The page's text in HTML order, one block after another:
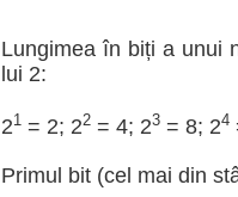
Lungimea în biți a unui
lui 2:
21= 2; 22= 4; 23= 8; 24
Primul bit (cel mai din